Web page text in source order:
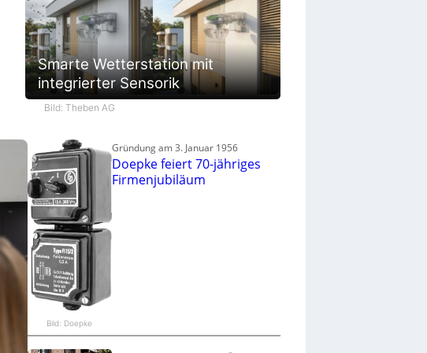
Smarte Wetterstation mit
integrierter Sensorik
Bild: Theben AG
Bild: Doepke
Gründung am 3. Januar 1956
Doepke feiert 70-jähriges
Firmenjubiläum